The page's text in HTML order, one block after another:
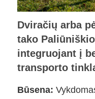
Dviračių arba
tako
integruojant į
transporto
Būsena: